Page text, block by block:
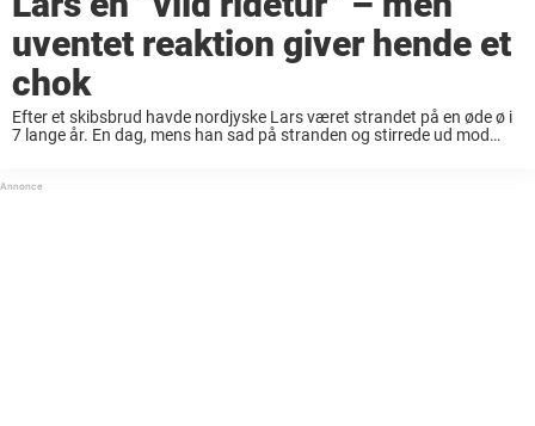
uventet reaktion giver hende et
chok
Efter et skibsbrud havde nordjyske Lars været strandet på en øde ø i
7 lange år. En dag, mens han sad på stranden og stirrede ud mod